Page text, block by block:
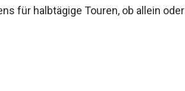
für halbtägige Touren, ob allein oder